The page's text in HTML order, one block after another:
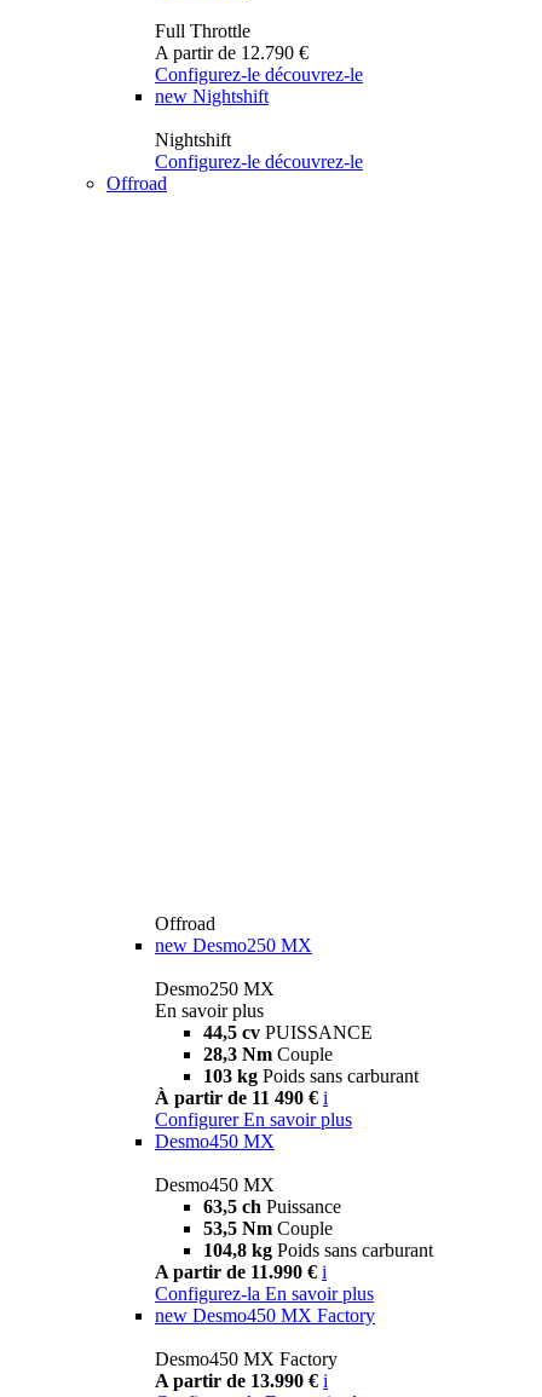
Full Throttle
A partir de 12.790 €
Configurez-le découvrez-le
new Nightshift
Nightshift
Configurez-le découvrez-le
Offroad
Offroad
new Desmo250 MX
Desmo250 MX
En savoir plus
44,5 cv PUISSANCE
28,3 Nm Couple
103 kg Poids sans carburant
À partir de 11 490 € i
Configurer En savoir plus
Desmo450 MX
Desmo450 MX
63,5 ch Puissance
53,5 Nm Couple
104,8 kg Poids sans carburant
A partir de 11.990 € i
Configurez-la En savoir plus
new Desmo450 MX Factory
Desmo450 MX Factory
A partir de 13.990 € i